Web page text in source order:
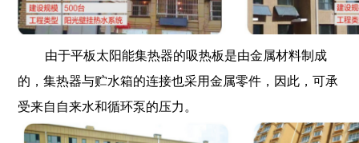
由于平板太阳能集热器的吸热板是由金属材料制成
的，集热器与贮水箱的连接也采用金属零件，因此，可承
受来自自来水和循环泵的压力。